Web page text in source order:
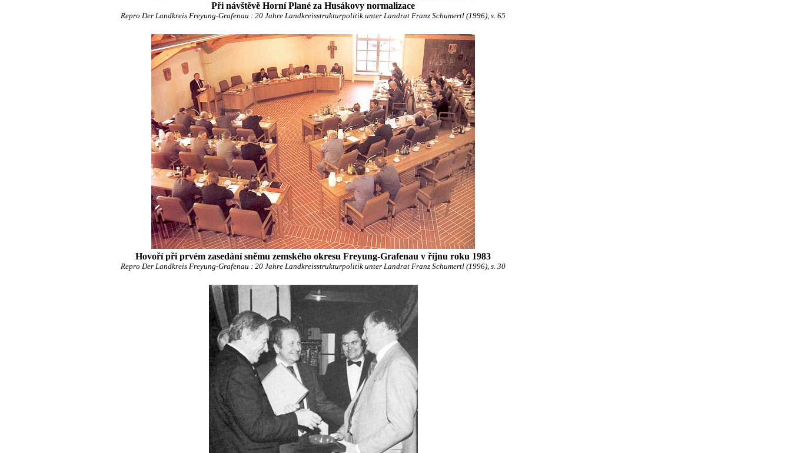
Při návštěvě Horní Plané za Husákovy normalizace
Repro Der Landkreis Freyung-Grafenau : 20 Jahre Landkreisstrukturpolitik unter Landrat Franz Schumertl (1996), s. 65
Hovoří při prvém zasedání sněmu zemského okresu Freyung-Grafenau v říjnu roku 1983
Repro Der Landkreis Freyung-Grafenau : 20 Jahre Landkreisstrukturpolitik unter Landrat Franz Schumertl (1996), s. 30